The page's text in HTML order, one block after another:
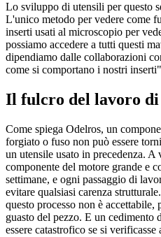
Lo sviluppo di utensili per questo
L'unico metodo per vedere come
inserti usati al microscopio per
possiamo accedere a tutti questi
dipendiamo dalle collaborazioni
come si comportano i nostri
Il fulcro del lavoro
Come spiega Odelros, un
forgiato o fuso non può essere
un utensile usato in precedenza.
componente del motore grande e
settimane, e ogni passaggio di
evitare qualsiasi carenza
questo processo non è accettabile,
guasto del pezzo. E un cedimento
essere catastrofico se si verificasse